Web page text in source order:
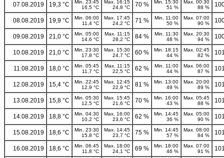
07.08.2019 19,3 °C
Min. 23:45
16,5 °C
Max. 16:15
24,8 °C
70 %
Min. 15:30
51 %
Max. 00:30
88 %
08.08.2019 19,9 °C
Min. 06:00
11,4 °C
Max. 17:45
24,2 °C
71 %
Min. 11:00
50 %
Max. 07:00
90 %
09.08.2019 21,0 °C
Min. 05:00
14,6 °C
Max. 11:15
28,2 °C
84 %
Min. 11:30
48 %
Max. 20:30
94 %
10.08.2019 21,0 °C
Min. 23:30
17,8 °C
Max. 15:30
24,7 °C
60 %
Min. 18:15
44 %
Max. 02:45
82 %
11.08.2019 18,0 °C
Min. 05:45
11,7 °C
Max. 11:15
22,5 °C
62 %
Min. 11:00
44 %
Max. 06:00
87 %
12.08.2019 15,4 °C
Min. 22:45
12,9 °C
Max. 12:45
22,9 °C
81 %
Min. 13:00
49 %
Max. 20:00
89 %
13.08.2019 15,8 °C
Min. 05:30
12,5 °C
Max. 15:45
21,6 °C
70 %
Min. 16:00
43 %
Max. 05:45
88 %
14.08.2019 18,8 °C
Min. 04:30
10,2 °C
Max. 16:00
23,6 °C
62 %
Min. 14:45
36 %
Max. 05:00
90 %
15.08.2019 18,6 °C
Min. 23:30
15,8 °C
Max. 14:45
23,7 °C
75 %
Min. 14:45
57 %
Max. 08:00
84 %
16.08.2019 18,6 °C
Min. 06:45
11,8 °C
Max. 18:00
24,1 °C
69 %
Min. 18:00
46 %
Max. 07:00
91 %